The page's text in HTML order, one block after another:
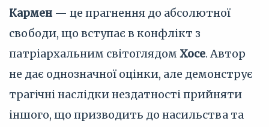
Кармен — це прагнення до абсолютної
свободи, що вступає в конфлікт з
патріархальним світоглядом Хосе. Автор
не дає однозначної оцінки, але демонструє
трагічні наслідки нездатності прийняти
іншого, що призводить до насильства та